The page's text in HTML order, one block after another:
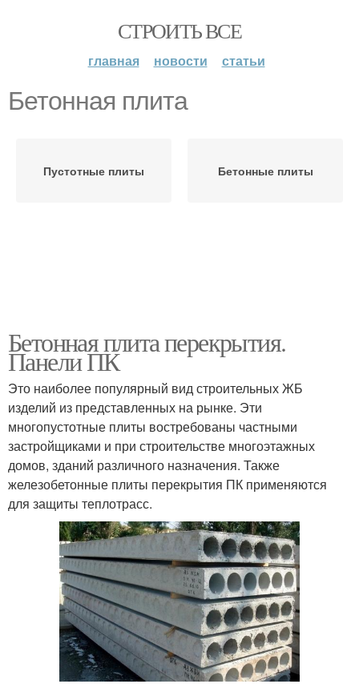
СТРОИТЬ ВСЕ
главная новости статьи
Бетонная плита
Пустотные плиты Бетонные плиты
Бетонная плита перекрытия.
Панели ПК
Это наиболее популярный вид строительных ЖБ
изделий из представленных на рынке. Эти
многопустотные плиты востребованы частными
застройщиками и при строительстве многоэтажных
домов, зданий различного назначения. Также
железобетонные плиты перекрытия ПК применяются
для защиты теплотрасс.